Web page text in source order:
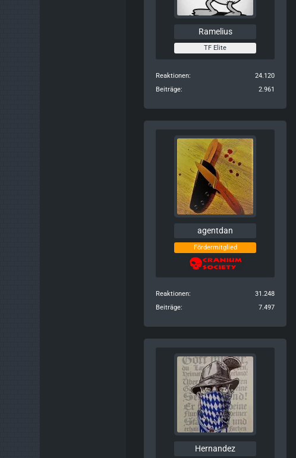
Ramelius
TF Elite
Reaktionen
24.120
Beiträge
2.961
agentdan
Fördermitglied
Reaktionen
31.248
Beiträge
7.497
Hernandez